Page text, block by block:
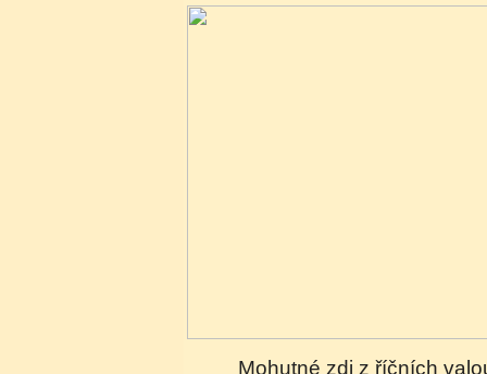
Mohutné zdi z říčních valounů a cihel se nejlépe